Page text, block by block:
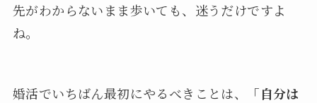
先がわからないまま歩いても、迷うだけですよ
ね。
婚活でいちばん最初にやるべきことは、
「自分は